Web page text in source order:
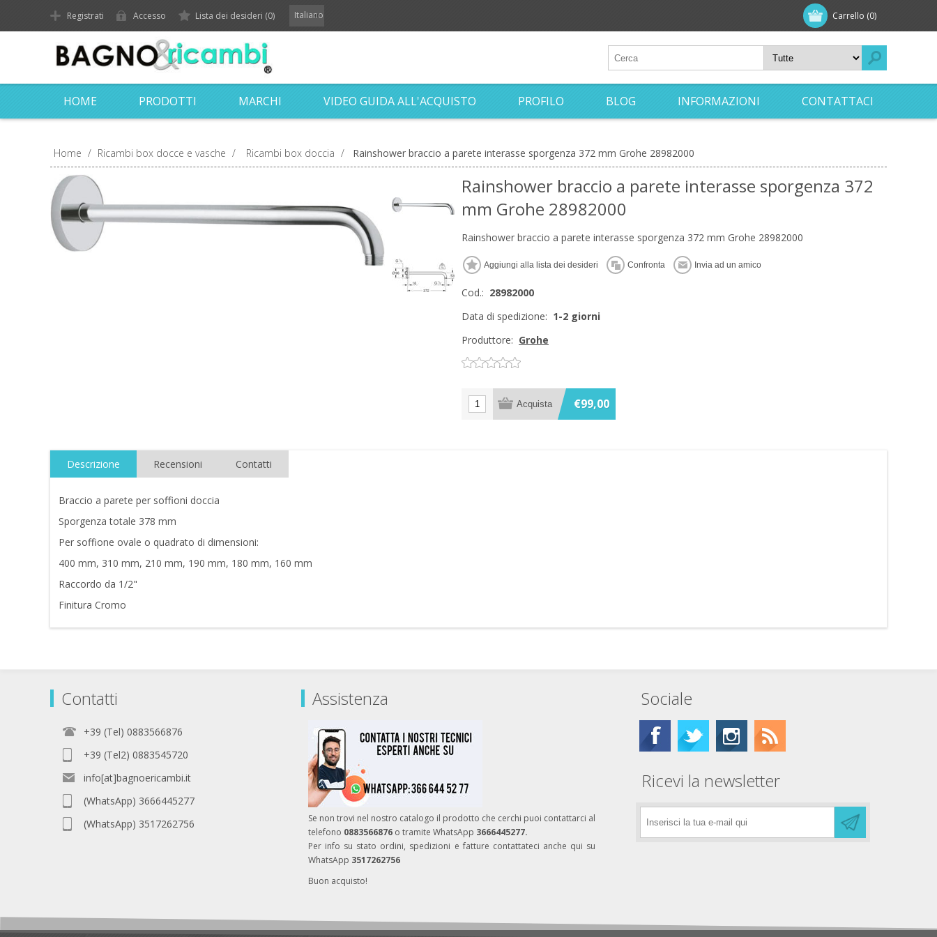
Carrello (0)
Registrati Accesso Lista dei desideri (0) Italiano
HOME PRODOTTI MARCHI VIDEO GUIDA ALL'ACQUISTO PROFILO BLOG INFORMAZIONI CONTATTACI
Home / Ricambi box docce e vasche / Ricambi box doccia / Rainshower braccio a parete interasse sporgenza 372 mm Grohe 28982000
Rainshower braccio a parete interasse sporgenza 372
mm Grohe 28982000
Rainshower braccio a parete interasse sporgenza 372 mm Grohe 28982000
Cod.: 28982000
Data di spedizione: 1-2 giorni
Produttore: Grohe
€99,00
Descrizione Recensioni Contatti
Braccio a parete per soffioni doccia
Sporgenza totale 378 mm
Per soffione ovale o quadrato di dimensioni:
400 mm, 310 mm, 210 mm, 190 mm, 180 mm, 160 mm
Raccordo da 1/2"
Finitura Cromo
Contatti
+39 (Tel) 0883566876
+39 (Tel2) 0883545720
info[at]bagnoericambi.it
(WhatsApp) 3666445277
(WhatsApp) 3517262756
Assistenza
Se non trovi nel nostro catalogo il prodotto che cerchi puoi contattarci al
telefono 0883566876 o tramite WhatsApp 3666445277.
Per info su stato ordini, spedizioni e fatture contattateci anche qui su
WhatsApp 3517262756
Buon acquisto!
Sociale
Ricevi la newsletter